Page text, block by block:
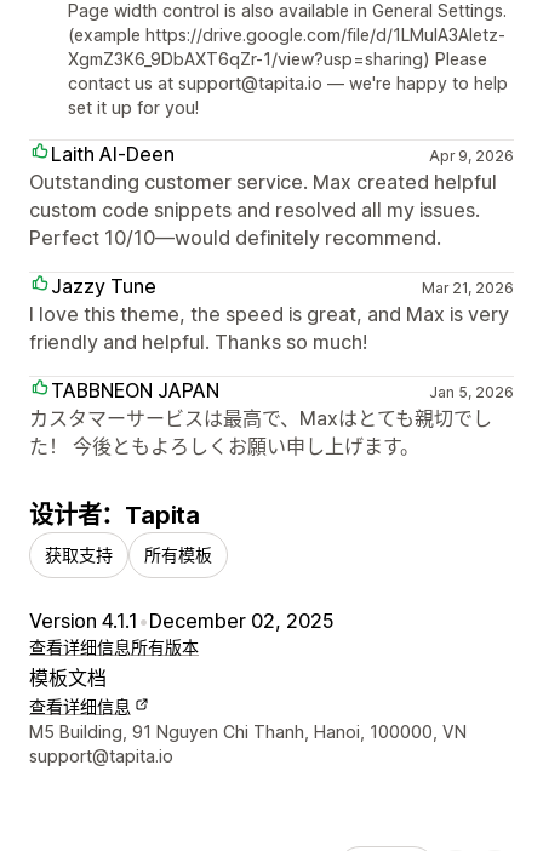
Page width control is also available in General Settings.
(example https://drive.google.com/file/d/1LMuIA3Aletz-
XgmZ3K6_9DbAXT6qZr-1/view?usp=sharing) Please
contact us at support@tapita.io — we're happy to help
set it up for you!
Laith Al-Deen Apr 9, 2026
Outstanding customer service. Max created helpful
custom code snippets and resolved all my issues.
Perfect 10/10—would definitely recommend.
Jazzy Tune
Mar 21, 2026
I love this theme, the speed is great, and Max is very
friendly and helpful. Thanks so much!
TABBNEON JAPAN
Jan 5, 2026
カスタマーサービスは最高で、Maxはとても親切でし
た！ 今後ともよろしくお願い申し上げます。
设计者：Tapita
获取支持 所有模板
Version 4.1.1 •December 02, 2025
查看详细信息所有版本
模板文档
查看详细信息
设计师联系方式
M5 Building, 91 Nguyen Chi Thanh, Hanoi, 100000, VN
support@tapita.io